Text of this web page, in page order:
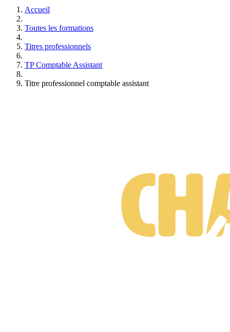
Accueil
Toutes les formations
Titres professionnels
TP Comptable Assistant
Titre professionnel comptable assistant